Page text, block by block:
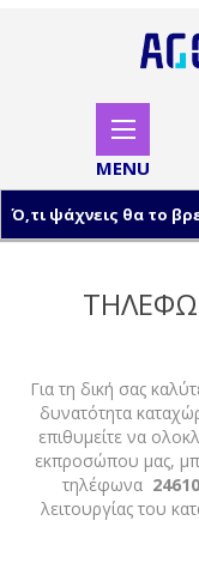
ΕΓΓΡΑΦΗ
Για τη δική σας
δυνατότητα
επιθυμείτε να
εκπροσώπου μας,
τηλέφωνα
λειτουργίας του